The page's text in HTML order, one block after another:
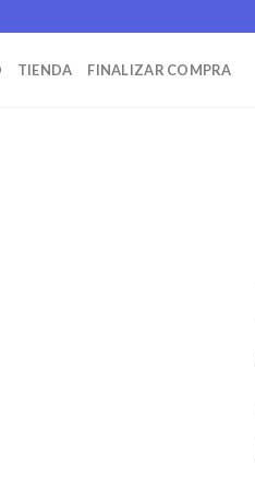
TIENDA FINALIZAR COMPRA